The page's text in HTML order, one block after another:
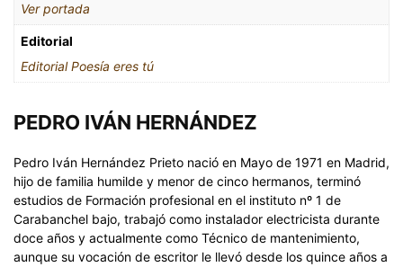
Ver portada
Editorial
Editorial Poesía eres tú
PEDRO IVÁN HERNÁNDEZ
Pedro Iván Hernández Prieto nació en Mayo de 1971 en Madrid,
hijo de familia humilde y menor de cinco hermanos, terminó
estudios de Formación profesional en el instituto nº 1 de
Carabanchel bajo, trabajó como instalador electricista durante
doce años y actualmente como Técnico de mantenimiento,
aunque su vocación de escritor le llevó desde los quince años a